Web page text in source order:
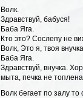
Волк.
Здравствуй, бабуся!
Баба Яга.
Кто это? Сослепу не
Волк, Это я, твоя
Баба Яга.
Здравствуй, внучка.
мыта, печка не
Волк бегает по залу